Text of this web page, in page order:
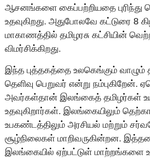
ஆசனங்களை கைப்பற்றியதை
உதவுகிறது. அதுபோலவே கட்டுரை 8
மாகாணத்தில் தமிழரசு கட்சியின்
விமர்சிக்கிறது.
இந்த புத்தகத்தை உலகெங்கும் வாழும்
தெளிவு பெறுவர் என்று நம்புகிறேன்.
அவர்கள்தான் இலங்கைத் தமிழர்கள்
உதவுகிறார்கள். இலங்கையிலும்
உபகண்டத்திலும் அரசியல் மற்றும்
சூழ்நிலைகள் மாறிவருகின்றன.
இலங்கையில் ஏற்பட்டுள் மாற்றங்களை